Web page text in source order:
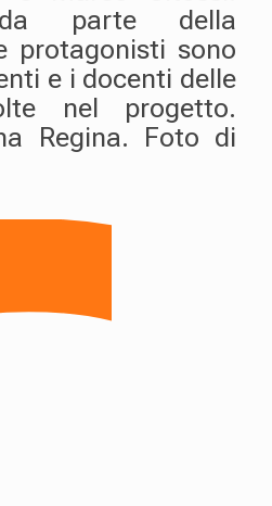
parte della
protagonisti sono
e i docenti delle
nel progetto.
Regina. Foto di